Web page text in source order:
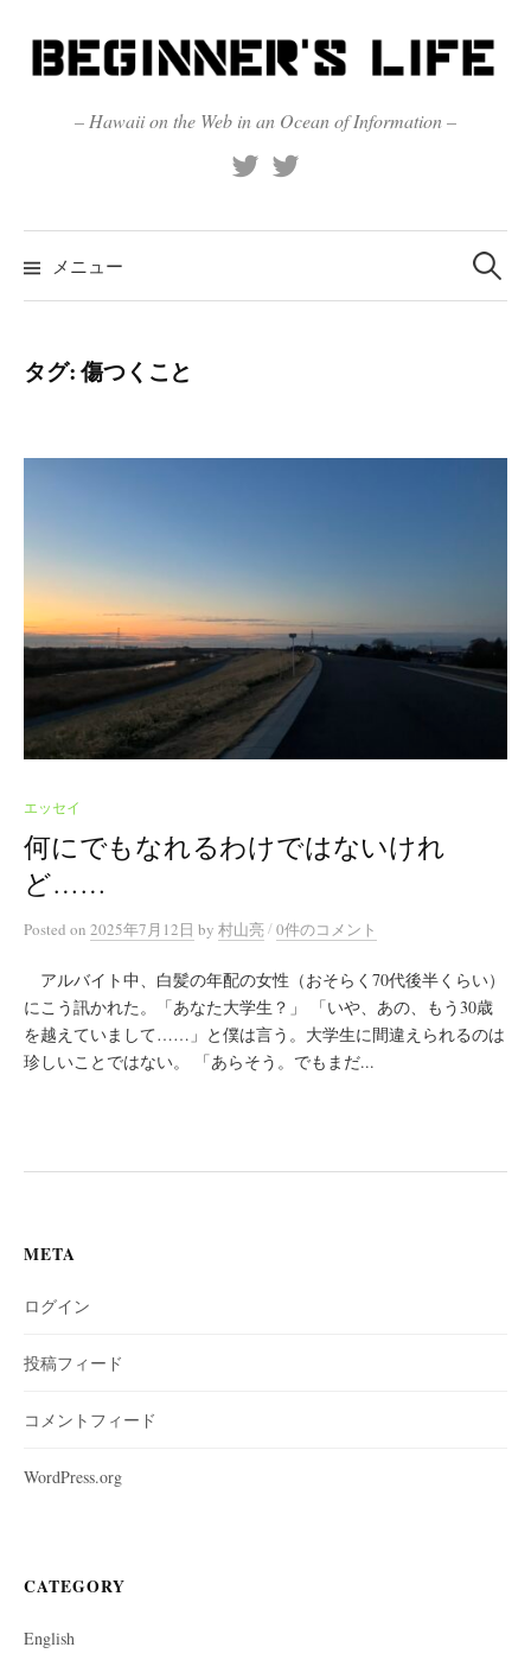
ン
テ
キ
ッ
プ
– Hawaii on the Web in an Ocean of Information –
メニュー
検
索:
タグ:傷つくこと
エッセイ
何にでもなれるわけではないけれ
ど……
Posted on 2025年7月12日 by 村山亮/0件のコメント
アルバイト中、白髪の年配の女性（おそらく70代後半くらい）
にこう訊かれた。「あなた大学生？」 「いや、あの、もう30歳
を越えていまして……」と僕は言う。大学生に間違えられるのは
珍しいことではない。 「あらそう。でもまだ...
META
ログイン
投稿フィード
コメントフィード
WordPress.org
CATEGORY
English